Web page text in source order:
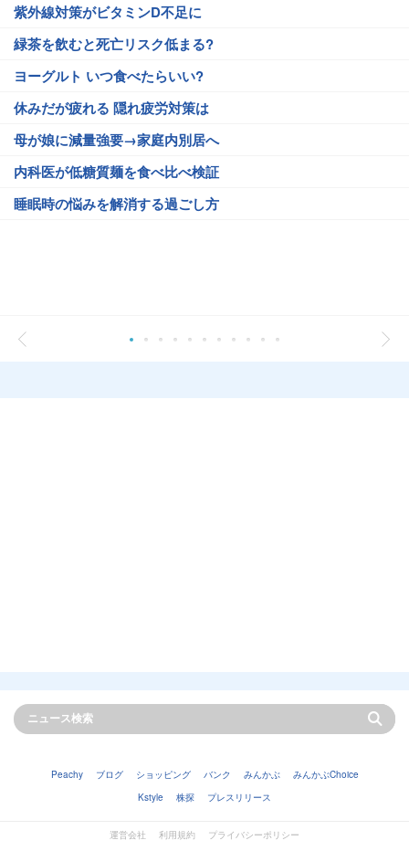
紫外線対策がビタミンD不足に
緑茶を飲むと死亡リスク低まる?
ヨーグルト いつ食べたらいい?
休みだが疲れる 隠れ疲労対策は
母が娘に減量強要→家庭内別居へ
内科医が低糖質麺を食べ比べ検証
睡眠時の悩みを解消する過ごし方
Peachy ブログ ショッピング バンク みんかぶ
みんかぶChoice
Kstyle
株探 プレスリリース
運営会社 利用規約
プライバシーポリシー